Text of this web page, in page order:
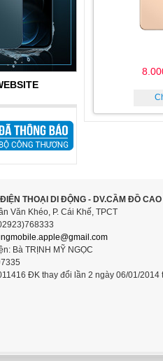
THOẠI DI ĐỘNG - DV.CẦM ĐỒ
Văn Khéo, P. Cái Khế, TPCT
apple@gmail.com
Bà TRỊNH MỸ NGỌC
ĐK thay đổi lần 2 ngày 06/01/